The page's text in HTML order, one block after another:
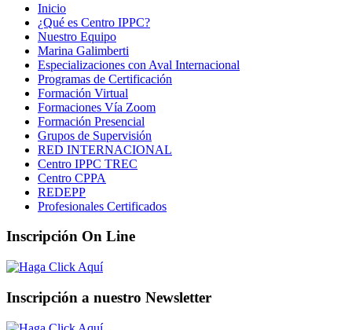
Inicio
¿Qué es Centro IPPC?
Nuestro Equipo
Marina Galimberti
Especializaciones con Aval Internacional
Programas de Certificación
Formación Virtual
Formaciones Vía Zoom
Formación Presencial
Grupos de Supervisión
RED INTERNACIONAL
Centro IPPC TREC
Centro CPPA
REDEPP
Profesionales Certificados
Inscripción On Line
Inscripción a nuestro Newsletter